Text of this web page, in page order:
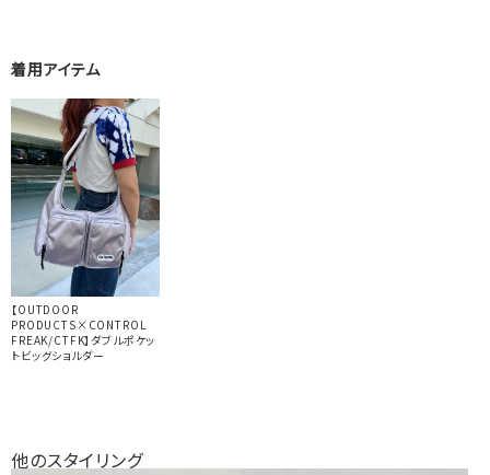
着用アイテム
【OUTDOOR
PRODUCTS×CONTROL
FREAK/CTFK】ダブルポケッ
トビッグショルダー
他のスタイリング